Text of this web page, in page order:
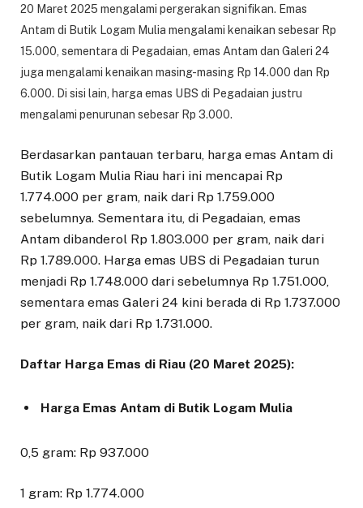
20 Maret 2025 mengalami pergerakan signifikan. Emas
Antam di Butik Logam Mulia mengalami kenaikan sebesar Rp
15.000, sementara di Pegadaian, emas Antam dan Galeri 24
juga mengalami kenaikan masing-masing Rp 14.000 dan Rp
6.000. Di sisi lain, harga emas UBS di Pegadaian justru
mengalami penurunan sebesar Rp 3.000.
Berdasarkan pantauan terbaru, harga emas Antam di
Butik Logam Mulia Riau hari ini mencapai Rp
1.774.000 per gram, naik dari Rp 1.759.000
sebelumnya. Sementara itu, di Pegadaian, emas
Antam dibanderol Rp 1.803.000 per gram, naik dari
Rp 1.789.000. Harga emas UBS di Pegadaian turun
menjadi Rp 1.748.000 dari sebelumnya Rp 1.751.000,
sementara emas Galeri 24 kini berada di Rp 1.737.000
per gram, naik dari Rp 1.731.000.
Daftar Harga Emas di Riau (20 Maret 2025):
Harga Emas Antam di Butik Logam Mulia
0,5 gram: Rp 937.000
1 gram: Rp 1.774.000